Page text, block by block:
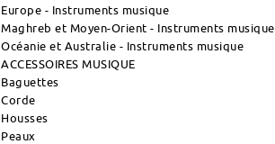
Europe - Instruments musique
Maghreb et Moyen-Orient - Instruments musique
Océanie et Australie - Instruments musique
ACCESSOIRES MUSIQUE
Baguettes
Corde
Housses
Peaux